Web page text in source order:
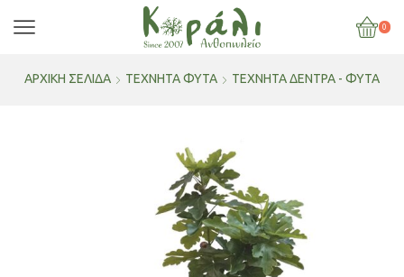
0
ΑΡΧΙΚΉ ΣΕΛΊΔΑ ΤΕΧΝΗΤΑ ΦΥΤΑ ΤΕΧΝΗΤΆ ΔΈΝΤΡΑ - ΦΥΤΆ